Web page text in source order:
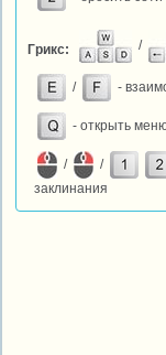
Грикс: /
/ -
- открыть
/ /
заклинания